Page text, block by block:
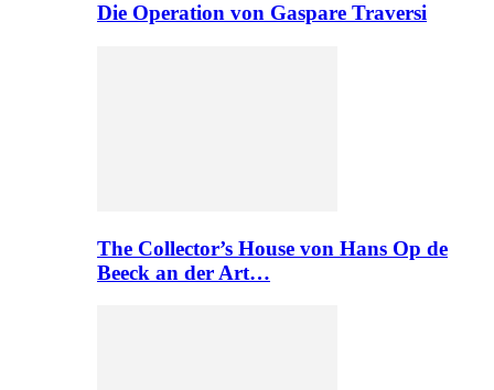
Die Operation von Gaspare Traversi
The Collector’s House von Hans Op de
Beeck an der Art…